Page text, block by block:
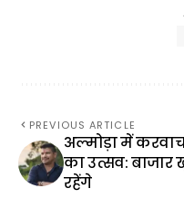
PREVIOUS ARTICLE
अल्मोड़ा में
का उत्सव: बाजार
रहेंगे